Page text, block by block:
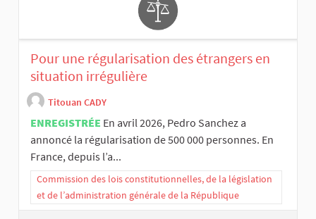
Pour une régularisation des étrangers en
situation irrégulière
Titouan CADY
ENREGISTRÉE En avril 2026, Pedro Sanchez a
annoncé la régularisation de 500 000 personnes. En
France, depuis l’a...
Commission des lois constitutionnelles, de la législation
et de l’administration générale de la République